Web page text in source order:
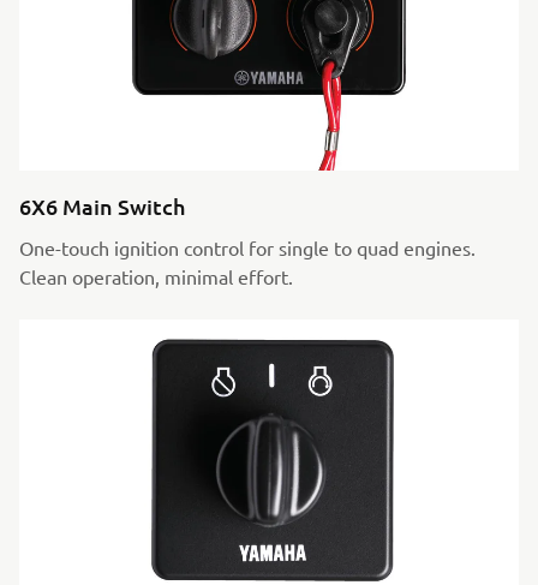
6X6 Main Switch
One-touch ignition control for single to quad engines.
Clean operation, minimal effort.